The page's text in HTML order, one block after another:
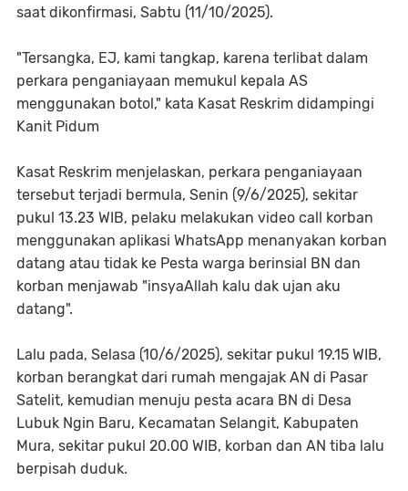
saat dikonfirmasi, Sabtu (11/10/2025).
"Tersangka, EJ, kami tangkap, karena terlibat dalam
perkara penganiayaan memukul kepala AS
menggunakan botol," kata Kasat Reskrim didampingi
Kanit Pidum
Kasat Reskrim menjelaskan, perkara penganiayaan
tersebut terjadi bermula, Senin (9/6/2025), sekitar
pukul 13.23 WIB, pelaku melakukan video call korban
menggunakan aplikasi WhatsApp menanyakan korban
datang atau tidak ke Pesta warga berinsial BN dan
korban menjawab "insyaAllah kalu dak ujan aku
datang".
Lalu pada, Selasa (10/6/2025), sekitar pukul 19.15 WIB,
korban berangkat dari rumah mengajak AN di Pasar
Satelit, kemudian menuju pesta acara BN di Desa
Lubuk Ngin Baru, Kecamatan Selangit, Kabupaten
Mura, sekitar pukul 20.00 WIB, korban dan AN tiba lalu
berpisah duduk.